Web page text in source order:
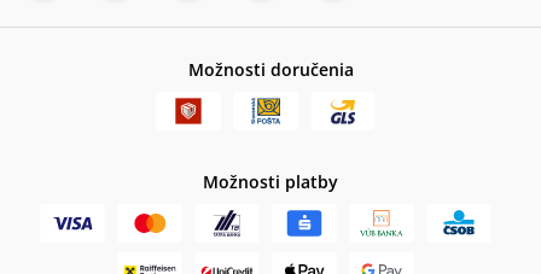
Možnosti doručenia
Možnosti platby